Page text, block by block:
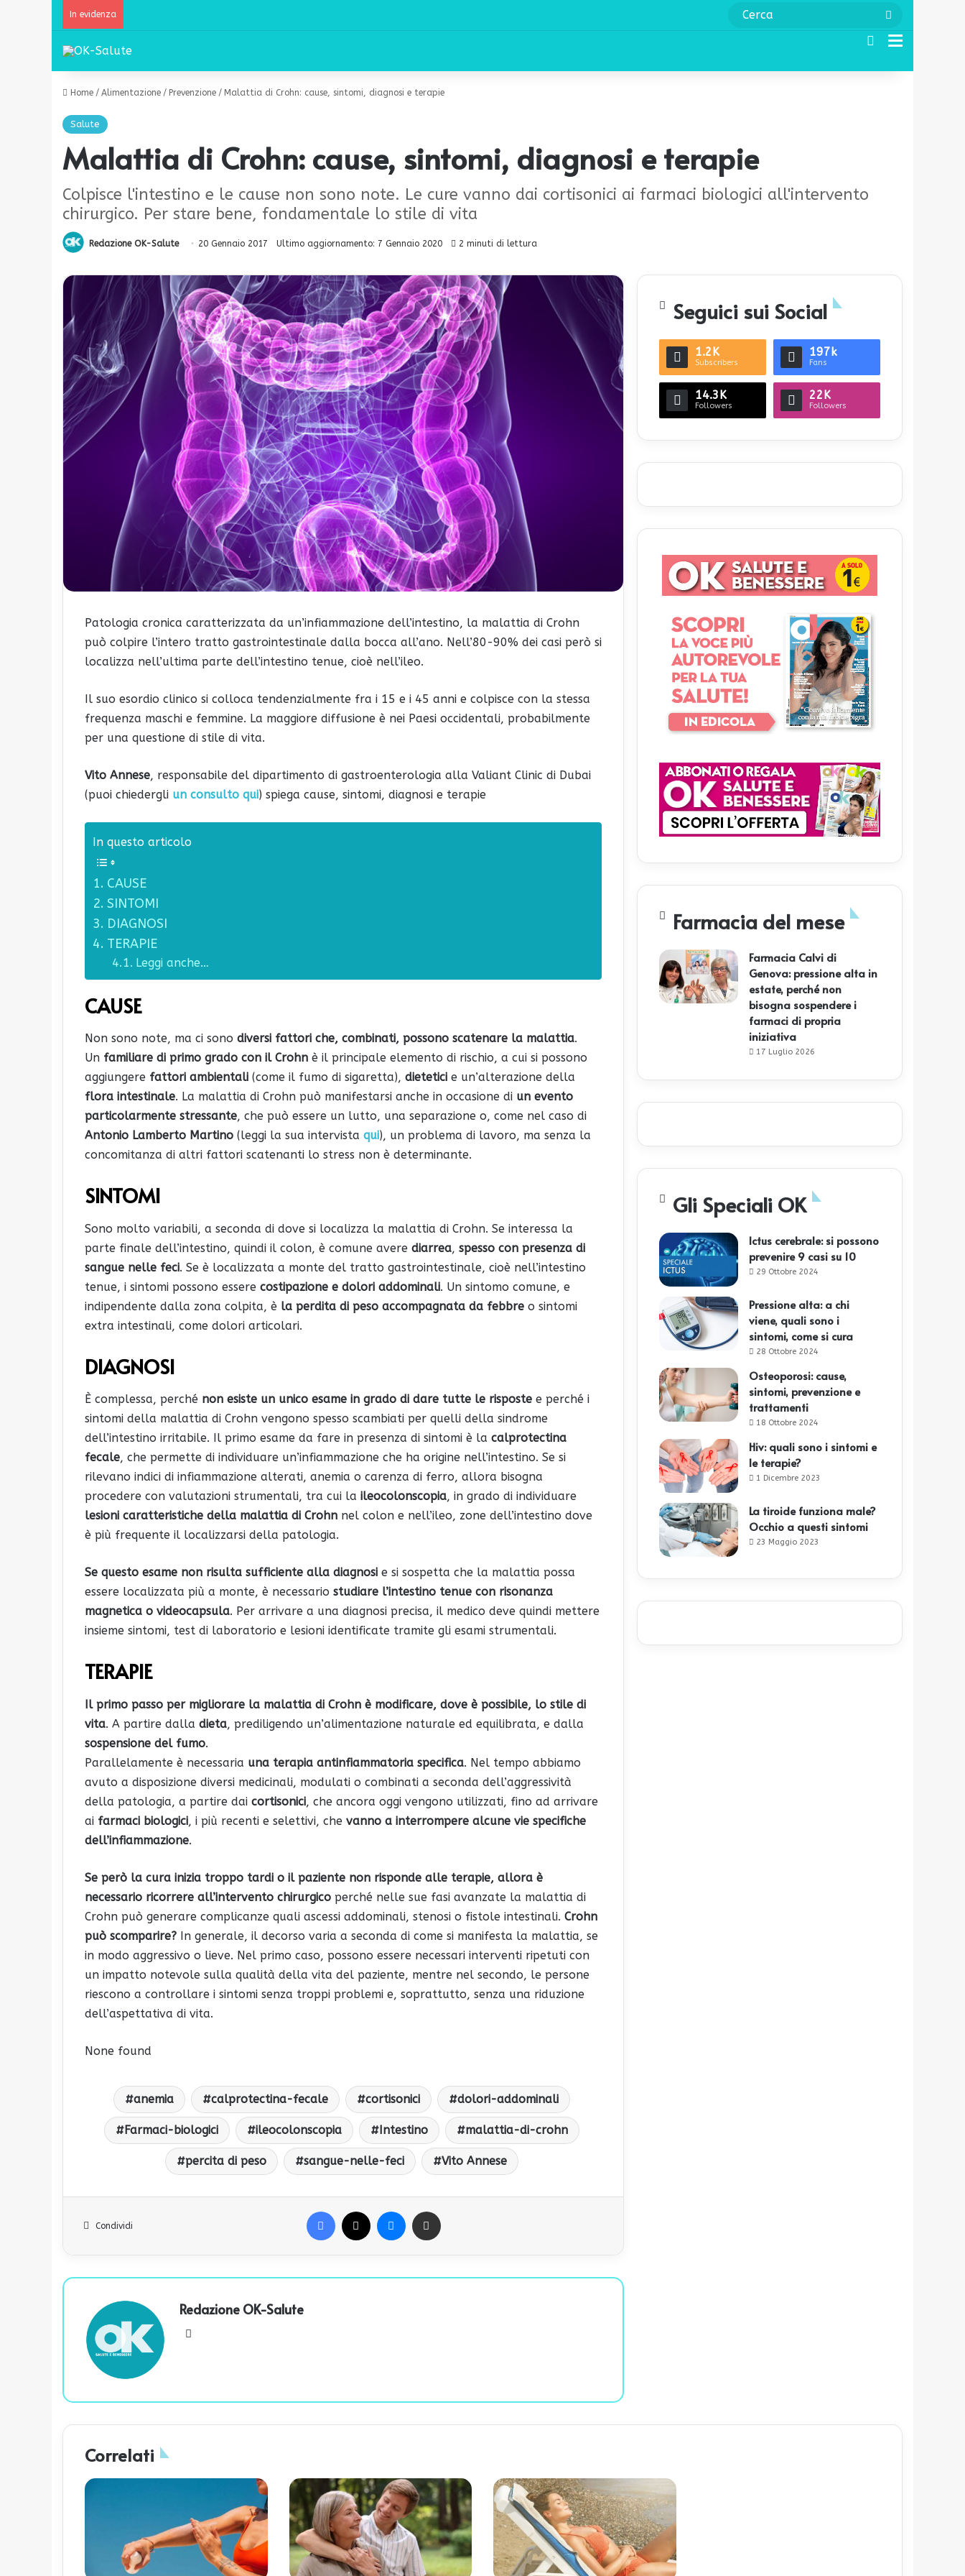
In evidenza
Cerca
Home / Alimentazione / Prevenzione / Malattia di Crohn: cause, sintomi, diagnosi e terapie
Salute
Malattia di Crohn: cause, sintomi, diagnosi e terapie
Colpisce l'intestino e le cause non sono note. Le cure vanno dai cortisonici ai farmaci biologici all'intervento
chirurgico. Per stare bene, fondamentale lo stile di vita
Redazione OK-Salute 20 Gennaio 2017 Ultimo aggiornamento: 7 Gennaio 2020 2 minuti di lettura
Patologia cronica caratterizzata da un’infiammazione dell’intestino, la malattia di Crohn
può colpire l’intero tratto gastrointestinale dalla bocca all’ano. Nell’80-90% dei casi però si
localizza nell’ultima parte dell’intestino tenue, cioè nell’ileo.
Il suo esordio clinico si colloca tendenzialmente fra i 15 e i 45 anni e colpisce con la stessa
frequenza maschi e femmine. La maggiore diffusione è nei Paesi occidentali, probabilmente
per una questione di stile di vita.
Vito Annese, responsabile del dipartimento di gastroenterologia alla Valiant Clinic di Dubai
(puoi chiedergli un consulto qui) spiega cause, sintomi, diagnosi e terapie
In questo articolo
CAUSE
SINTOMI
DIAGNOSI
TERAPIE
Leggi anche…
CAUSE
Non sono note, ma ci sono diversi fattori che, combinati, possono scatenare la malattia.
Un familiare di primo grado con il Crohn è il principale elemento di rischio, a cui si possono
aggiungere fattori ambientali (come il fumo di sigaretta), dietetici e un’alterazione della
flora intestinale. La malattia di Crohn può manifestarsi anche in occasione di un evento
particolarmente stressante, che può essere un lutto, una separazione o, come nel caso di
Antonio Lamberto Martino (leggi la sua intervista qui), un problema di lavoro, ma senza la
concomitanza di altri fattori scatenanti lo stress non è determinante.
SINTOMI
Sono molto variabili, a seconda di dove si localizza la malattia di Crohn. Se interessa la
parte finale dell’intestino, quindi il colon, è comune avere diarrea, spesso con presenza di
sangue nelle feci. Se è localizzata a monte del tratto gastrointestinale, cioè nell’intestino
tenue, i sintomi possono essere costipazione e dolori addominali. Un sintomo comune, e
indipendente dalla zona colpita, è la perdita di peso accompagnata da febbre o sintomi
extra intestinali, come dolori articolari.
DIAGNOSI
È complessa, perché non esiste un unico esame in grado di dare tutte le risposte e perché i
sintomi della malattia di Crohn vengono spesso scambiati per quelli della sindrome
dell’intestino irritabile. Il primo esame da fare in presenza di sintomi è la calprotectina
fecale, che permette di individuare un’infiammazione che ha origine nell’intestino. Se si
rilevano indici di infiammazione alterati, anemia o carenza di ferro, allora bisogna
procedere con valutazioni strumentali, tra cui la ileocolonscopia, in grado di individuare
lesioni caratteristiche della malattia di Crohn nel colon e nell’ileo, zone dell’intestino dove
è più frequente il localizzarsi della patologia.
Se questo esame non risulta sufficiente alla diagnosi e si sospetta che la malattia possa
essere localizzata più a monte, è necessario studiare l’intestino tenue con risonanza
magnetica o videocapsula. Per arrivare a una diagnosi precisa, il medico deve quindi mettere
insieme sintomi, test di laboratorio e lesioni identificate tramite gli esami strumentali.
TERAPIE
Il primo passo per migliorare la malattia di Crohn è modificare, dove è possibile, lo stile di
vita. A partire dalla dieta, prediligendo un’alimentazione naturale ed equilibrata, e dalla
sospensione del fumo.
Parallelamente è necessaria una terapia antinfiammatoria specifica. Nel tempo abbiamo
avuto a disposizione diversi medicinali, modulati o combinati a seconda dell’aggressività
della patologia, a partire dai cortisonici, che ancora oggi vengono utilizzati, fino ad arrivare
ai farmaci biologici, i più recenti e selettivi, che vanno a interrompere alcune vie specifiche
dell’infiammazione.
Se però la cura inizia troppo tardi o il paziente non risponde alle terapie, allora è
necessario ricorrere all’intervento chirurgico perché nelle sue fasi avanzate la malattia di
Crohn può generare complicanze quali ascessi addominali, stenosi o fistole intestinali. Crohn
può scomparire? In generale, il decorso varia a seconda di come si manifesta la malattia, se
in modo aggressivo o lieve. Nel primo caso, possono essere necessari interventi ripetuti con
un impatto notevole sulla qualità della vita del paziente, mentre nel secondo, le persone
riescono a controllare i sintomi senza troppi problemi e, soprattutto, senza una riduzione
dell’aspettativa di vita.
None found
anemia calprotectina-fecale cortisonici dolori-addominali
Farmaci-biologici ileocolonscopia Intestino malattia-di-crohn
percita di peso sangue-nelle-feci Vito Annese
Condividi
Redazione OK-Salute
Seguici sui Social
1.2K
Subscribers
197k
Fans
14.3K
Followers
22K
Followers
Farmacia del mese
Farmacia Calvi di
Genova: pressione alta in
estate, perché non
bisogna sospendere i
farmaci di propria
iniziativa
17 Luglio 2026
Gli Speciali OK
Ictus cerebrale: si possono
prevenire 9 casi su 10
29 Ottobre 2024
Pressione alta: a chi
viene, quali sono i
sintomi, come si cura
28 Ottobre 2024
Osteoporosi: cause,
sintomi, prevenzione e
trattamenti
18 Ottobre 2024
Hiv: quali sono i sintomi e
le terapie?
1 Dicembre 2023
La tiroide funziona male?
Occhio a questi sintomi
23 Maggio 2023
Correlati